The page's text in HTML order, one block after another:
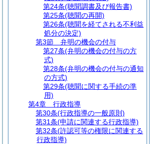
第24条(聴聞調書及び報告書)
第25条(聴聞の再開)
第26条(聴聞を経てされる不利益
処分の決定)
第3節
弁明の機会の付与
第27条(弁明の機会の付与の方
式)
第28条(弁明の機会の付与の通知
の方式)
第29条(聴聞に関する手続の準
用)
第4章
行政指導
第30条(行政指導の一般原則)
第31条(申請に関連する行政指導)
第32条(許認可等の権限に関連する
行政指導)